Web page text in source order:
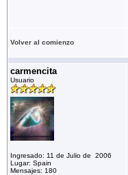
Volver al comienzo
carmencita
Usuario
Ingresado: 11 de Julio de 2006
Lugar: Spain
Mensajes: 180